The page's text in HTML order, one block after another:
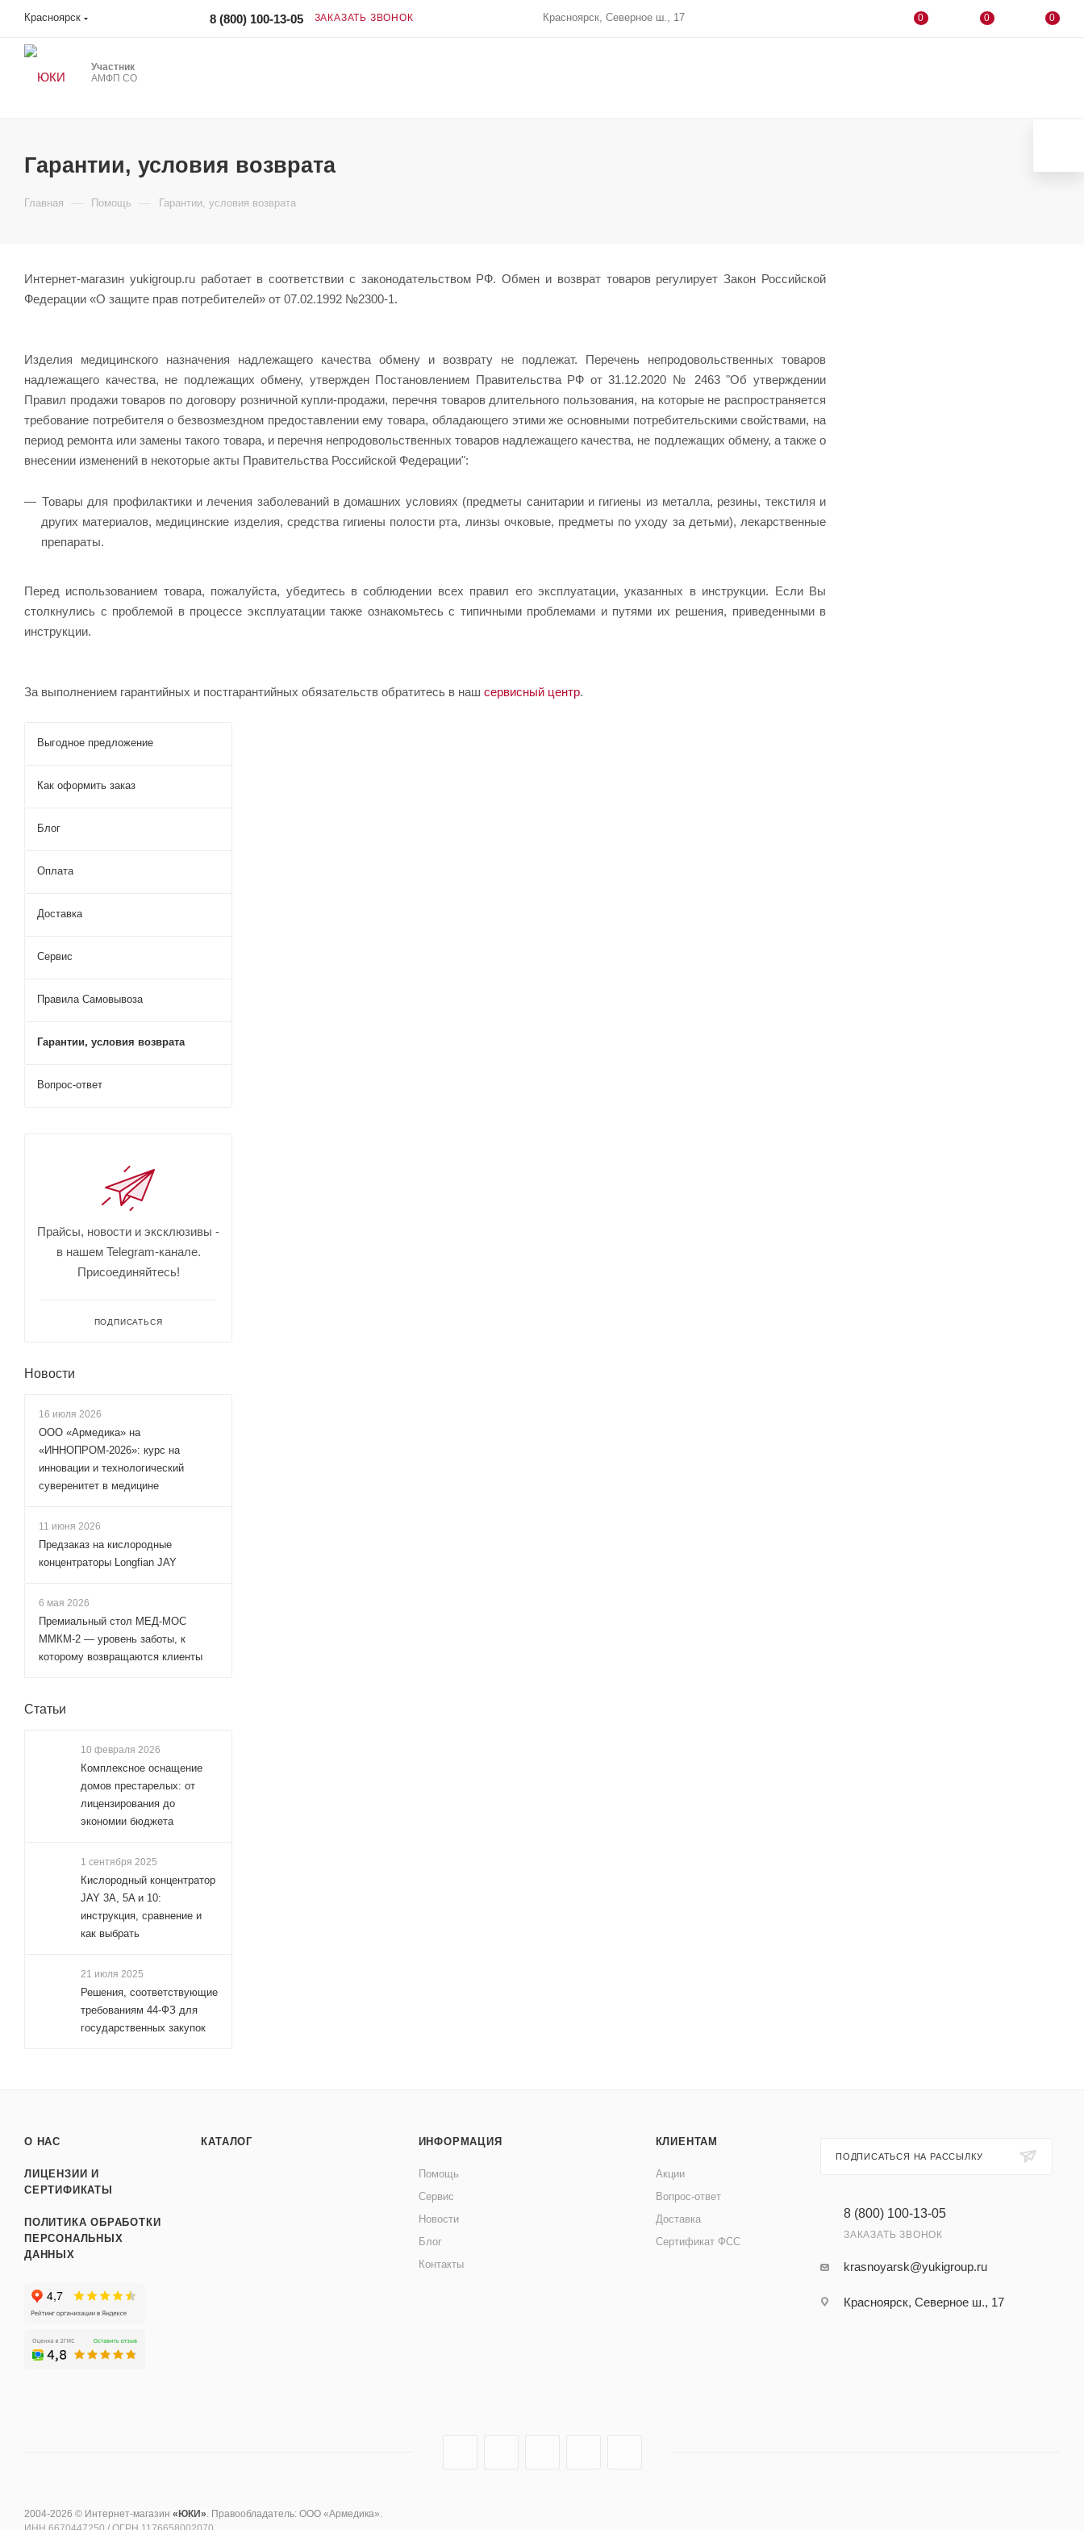
Красноярск 8 (800) 100-13-05 ЗАКАЗАТЬ ЗВОНОК Красноярск, Северное ш., 17 0 0 0
Участник
АМФП СО
Гарантии, условия возврата
Главная — Помощь — Гарантии, условия возврата
Интернет-магазин yukigroup.ru работает в соответствии с законодательством РФ. Обмен и возврат товаров регулирует Закон Российской
Федерации «О защите прав потребителей» от 07.02.1992 №2300-1.
Изделия медицинского назначения надлежащего качества обмену и возврату не подлежат. Перечень непродовольственных товаров
надлежащего качества, не подлежащих обмену, утвержден Постановлением Правительства РФ от 31.12.2020 № 2463 "Об утверждении
Правил продажи товаров по договору розничной купли-продажи, перечня товаров длительного пользования, на которые не распространяется
требование потребителя о безвозмездном предоставлении ему товара, обладающего этими же основными потребительскими свойствами, на
период ремонта или замены такого товара, и перечня непродовольственных товаров надлежащего качества, не подлежащих обмену, а также о
внесении изменений в некоторые акты Правительства Российской Федерации":
Товары для профилактики и лечения заболеваний в домашних условиях (предметы санитарии и гигиены из металла, резины, текстиля и
других материалов, медицинские изделия, средства гигиены полости рта, линзы очковые, предметы по уходу за детьми), лекарственные
препараты.
Перед использованием товара, пожалуйста, убедитесь в соблюдении всех правил его эксплуатации, указанных в инструкции. Если Вы
столкнулись с проблемой в процессе эксплуатации также ознакомьтесь с типичными проблемами и путями их решения, приведенными в
инструкции.
За выполнением гарантийных и постгарантийных обязательств обратитесь в наш сервисный центр.
Выгодное предложение
Как оформить заказ
Блог
Оплата
Доставка
Сервис
Правила Самовывоза
Гарантии, условия возврата
Вопрос-ответ
Прайсы, новости и эксклюзивы -
в нашем Telegram-канале.
Присоединяйтесь!
ПОДПИСАТЬСЯ
Новости
16 июля 2026
ООО «Армедика» на
«ИННОПРОМ-2026»: курс на
инновации и технологический
суверенитет в медицине
11 июня 2026
Предзаказ на кислородные
концентраторы Longfian JAY
6 мая 2026
Премиальный стол МЕД-МОС
ММКМ-2 — уровень заботы, к
которому возвращаются клиенты
Статьи
10 февраля 2026
Комплексное оснащение
домов престарелых: от
лицензирования до
экономии бюджета
1 сентября 2025
Кислородный концентратор
JAY 3A, 5A и 10:
инструкция, сравнение и
как выбрать
21 июля 2025
Решения, соответствующие
требованиям 44-ФЗ для
государственных закупок
О НАС
ЛИЦЕНЗИИ И
СЕРТИФИКАТЫ
ПОЛИТИКА ОБРАБОТКИ
ПЕРСОНАЛЬНЫХ
ДАННЫХ
КАТАЛОГ ИНФОРМАЦИЯ
Помощь
Сервис
Новости
Блог
Контакты
КЛИЕНТАМ
Акции
Вопрос-ответ
Доставка
Сертификат ФСС
ПОДПИСАТЬСЯ НА РАССЫЛКУ
8 (800) 100-13-05
ЗАКАЗАТЬ ЗВОНОК
krasnoyarsk@yukigroup.ru
Красноярск, Северное ш., 17
2004-2026 © Интернет-магазин «ЮКИ». Правообладатель: ООО «Армедика».